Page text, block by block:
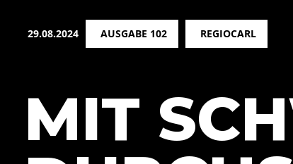
29.08.2024 AUSGABE 102 REGIOCARL
MIT